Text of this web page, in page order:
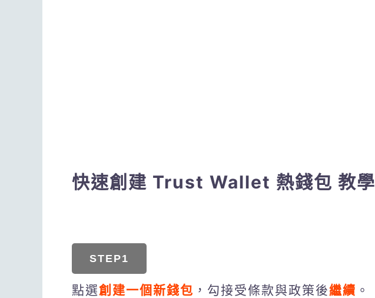
快速創建 Trust Wallet 熱錢包 教學
STEP1
點選創建一個新錢包 ，勾接受條款與政策後繼續 。